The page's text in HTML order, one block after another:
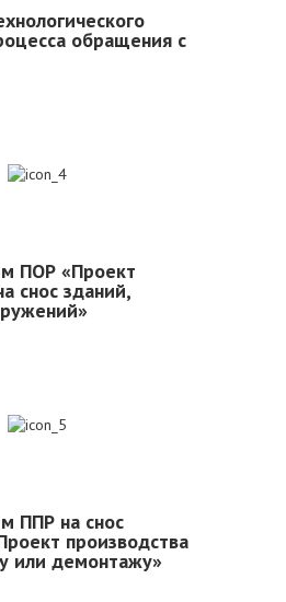
обращения с
ПОР «Проект
снос зданий,
ППР на снос
производства
или демонтажу»